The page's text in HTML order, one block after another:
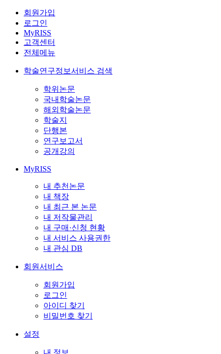
회원가입
로그인
MyRISS
고객센터
전체메뉴
학술연구정보서비스 검색
학위논문
국내학술논문
해외학술논문
학술지
단행본
연구보고서
공개강의
MyRISS
내 추천논문
내 책장
내 최근 본 논문
내 저작물관리
내 구매·신청 현황
내 서비스 사용권한
내 관심 DB
회원서비스
회원가입
로그인
아이디 찾기
비밀번호 찾기
설정
내 정보